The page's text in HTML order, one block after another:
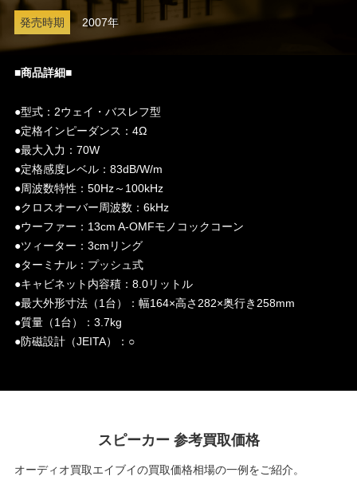
発売時期 2007年
■商品詳細■
●型式：2ウェイ・バスレフ型
●定格インピーダンス：4Ω
●最大入力：70W
●定格感度レベル：83dB/W/m
●周波数特性：50Hz～100kHz
●クロスオーバー周波数：6kHz
●ウーファー：13cm A-OMFモノコックコーン
●ツィーター：3cmリング
●ターミナル：プッシュ式
●キャビネット内容積：8.0リットル
●最大外形寸法（1台）：幅164×高さ282×奥行き258mm
●質量（1台）：3.7kg
●防磁設計（JEITA）：○
スピーカー 参考買取価格
オーディオ買取エイブイの買取価格相場の一例をご紹介。